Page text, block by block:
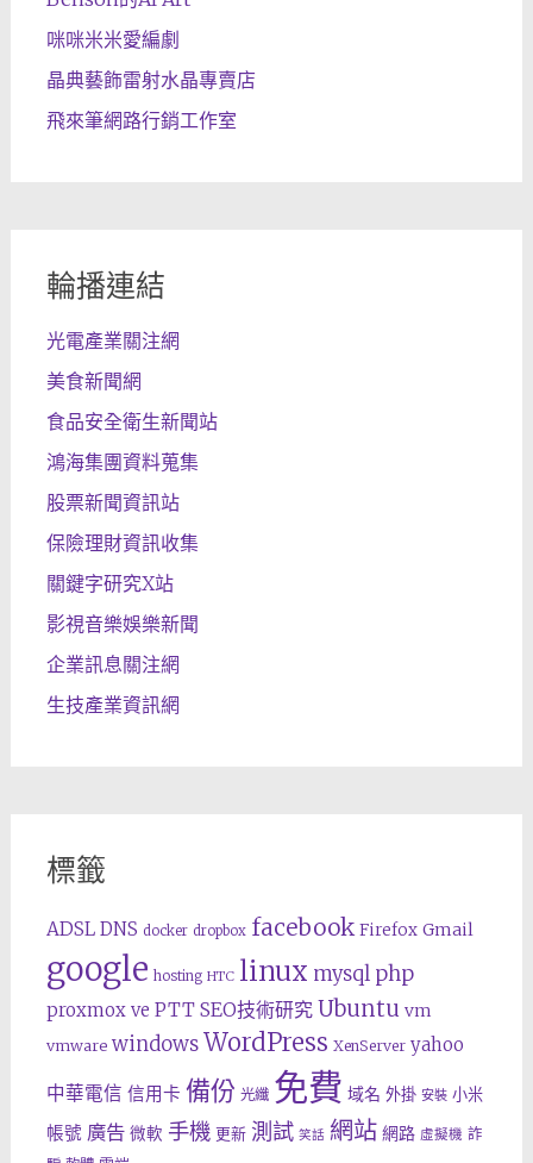
咪咪米米愛編劇
晶典藝飾雷射水晶專賣店
飛來筆網路行銷工作室
輪播連結
光電產業關注網
美食新聞網
食品安全衛生新聞站
鴻海集團資料蒐集
股票新聞資訊站
保險理財資訊收集
關鍵字研究X站
影視音樂娛樂新聞
企業訊息關注網
生技產業資訊網
標籤
ADSL DNS docker dropbox facebook Firefox Gmail
google hosting HTC linux mysql php
proxmox ve PTT SEO技術研究 Ubuntu vm
vmware windows WordPress XenServer yahoo
中華電信 信用卡 備份 光纖 免費 域名 外掛 安裝 小米
帳號 廣告 微軟 手機 更新 測試 笑話 網站 網路 虛擬機 詐